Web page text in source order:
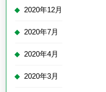
2020年12月
2020年7月
2020年4月
2020年3月